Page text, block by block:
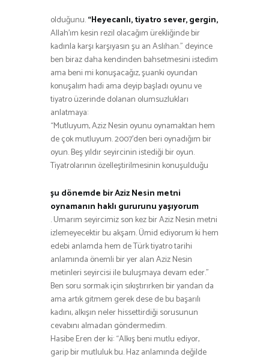
olduğunu.“Heyecanlı, tiyatro sever, gergin,
Allah’ım kesin rezil olacağım ürekliğinde bir
kadınla karşı karşıyasın şu an Aslıhan.” deyince
ben biraz daha kendinden bahsetmesini istedim
ama beni mi konuşacağız, şuanki oyundan
konuşalım hadi ama deyip başladı oyunu ve
tiyatro üzerinde dolanan olumsuzlukları
anlatmaya:
“Mutluyum, Aziz Nesin oyunu oynamaktan hem
de çok mutluyum. 2007’den beri oynadığım bir
oyun. Beş yıldır seyircinin istediği bir oyun.
Tiyatrolarının özelleştirilmesinin konuşulduğu
şu dönemde bir Aziz Nesin metni
oynamanın haklı gururunu yaşıyorum
. Umarım seyircimiz son kez bir Aziz Nesin metni
izlemeyecektir bu akşam. Ümid ediyorum ki hem
edebi anlamda hem de Türk tiyatro tarihi
anlamında önemli bir yer alan Aziz Nesin
metinleri seyircisi ile buluşmaya devam eder.”
Ben soru sormak için sıkıştırırken bir yandan da
ama artık gitmem gerek dese de bu başarılı
kadını, alkışın neler hissettirdiği sorusunun
cevabını almadan göndermedim.
Hasibe Eren der ki: “Alkış beni mutlu ediyor,
garip bir mutluluk bu. Haz anlamında değilde